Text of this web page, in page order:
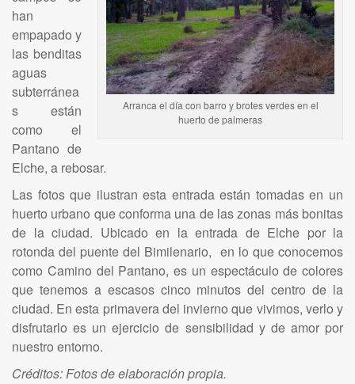
Arranca el día con barro y brotes verdes en el
huerto de palmeras
han
empapado y
las benditas
aguas
subterránea
s están
como el
Pantano de
Elche, a rebosar.
Las fotos que ilustran esta entrada están tomadas en un
huerto urbano que conforma una de las zonas más bonitas
de la ciudad. Ubicado en la entrada de Elche por la
rotonda del puente del Bimilenario, en lo que conocemos
como Camino del Pantano, es un espectáculo de colores
que tenemos a escasos cinco minutos del centro de la
ciudad. En esta primavera del invierno que vivimos, verlo y
disfrutarlo es un ejercicio de sensibilidad y de amor por
nuestro entorno.
Créditos: Fotos de elaboración propia.